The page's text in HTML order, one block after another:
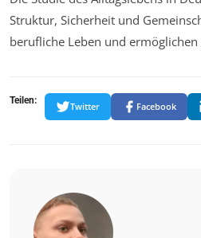
Struktur, Sicherheit und
berufliche Leben und
Teilen:
Twitter Facebook